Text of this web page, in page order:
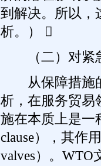
到解决。所以，
析。） 
（二）对紧急
从保障措施的
析，在服务贸易
施在本质上是一
clause），其作
valves）。WTO